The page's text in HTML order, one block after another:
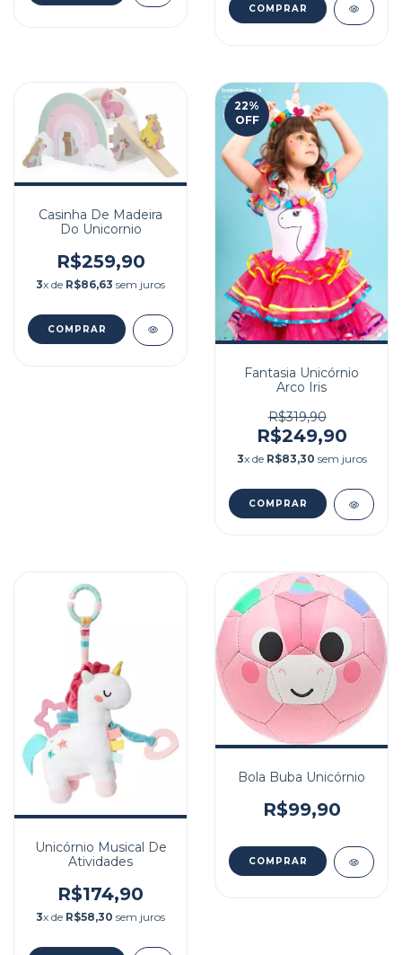
Casinha De Madeira
Do Unicornio
R$259,90
3x de R$86,63 sem juros
22%
OFF
Fantasia Unicórnio
Arco Iris
R$319,90
R$249,90
3x de R$83,30 sem juros
COMPRAR
Unicórnio Musical De
Atividades
R$174,90
3x de R$58,30 sem juros
Bola Buba Unicórnio
R$99,90